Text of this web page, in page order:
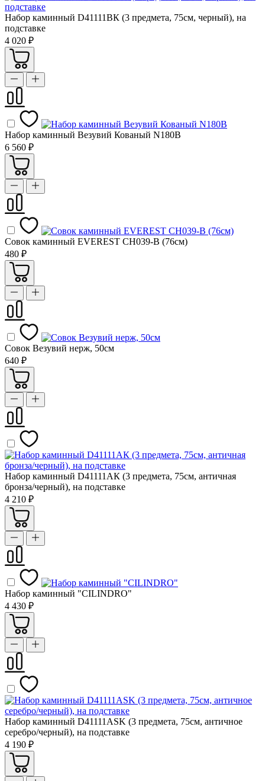
Набор каминный D41111ВК (3 предмета, 75см, черный), на
подставке
4 020 ₽
Набор каминный Везувий Кованый N180B
6 560 ₽
Совок каминный EVEREST CH039-B (76см)
480 ₽
Совок Везувий нерж, 50см
640 ₽
Набор каминный D41111АК (3 предмета, 75см, античная
бронза/черный), на подставке
4 210 ₽
Набор каминный "CILINDRO"
4 430 ₽
Набор каминный D41111ASK (3 предмета, 75см, античное
серебро/черный), на подставке
4 190 ₽